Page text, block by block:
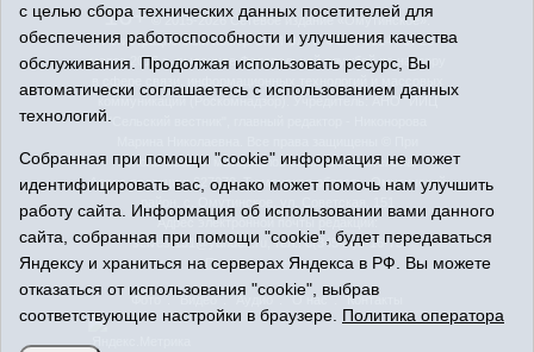
16+© 2015-2026 Сетевое издание «Омутинское».
Регистрационный номер СМИ Эл № ФС77-65144 от 28
марта 2016 г., выданное Федеральной службой по надзору
коммуникаций (Роскомнадзор). Учредитель: АНО "ИИЦ
"Сельский вестник", главный редактор - Никонорова
использовании материалов ссылка обязательна.
Адрес редакции: 627070, Тюменская область, Омутинский
район, с. Омутинское, ул. Советская, 151
Адрес электронной почты редакции:
selvest151@yandex.ru, тел.: 8(34544)3-16-73
Политика оператора
Фото Видео Аудио О нас Контакты
с целью сбора технических данных посетителей для
обеспечения работоспособности и улучшения качества
обслуживания. Продолжая использовать ресурс, Вы
автоматически соглашаетесь с использованием данных
технологий.
Собранная при помощи "cookie" информация не может
идентифицировать вас, однако может помочь нам улучшить
работу сайта. Информация об использовании вами данного
сайта, собранная при помощи "cookie", будет передаваться
Яндексу и храниться на серверах Яндекса в РФ. Вы можете
отказаться от использования "cookie", выбрав
соответствующие настройки в браузере. Политика оператора